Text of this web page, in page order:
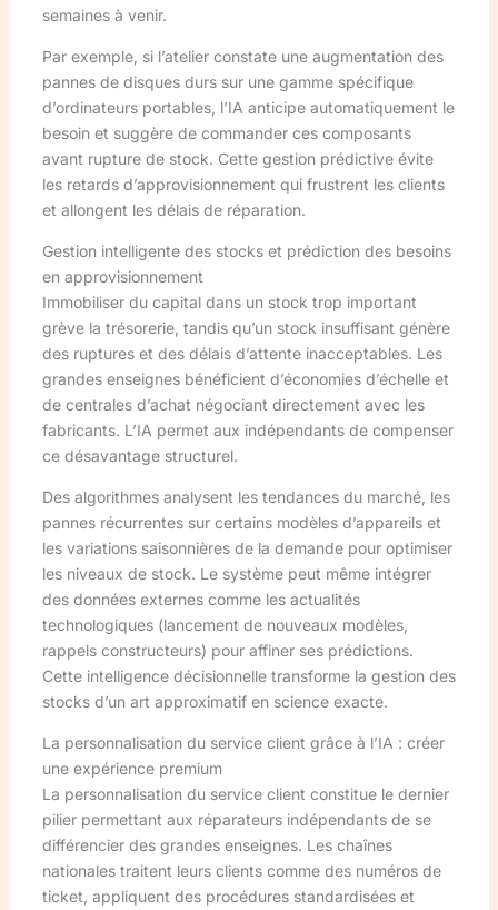
semaines à venir.
Par exemple, si l’atelier constate une augmentation des
pannes de disques durs sur une gamme spécifique
d’ordinateurs portables, l’IA anticipe automatiquement le
besoin et suggère de commander ces composants
avant rupture de stock. Cette gestion prédictive évite
les retards d’approvisionnement qui frustrent les clients
et allongent les délais de réparation.
Gestion intelligente des stocks et prédiction des besoins
en approvisionnement
Immobiliser du capital dans un stock trop important
grève la trésorerie, tandis qu’un stock insuffisant génère
des ruptures et des délais d’attente inacceptables. Les
grandes enseignes bénéficient d’économies d’échelle et
de centrales d’achat négociant directement avec les
fabricants. L’IA permet aux indépendants de compenser
ce désavantage structurel.
Des algorithmes analysent les tendances du marché, les
pannes récurrentes sur certains modèles d’appareils et
les variations saisonnières de la demande pour optimiser
les niveaux de stock. Le système peut même intégrer
des données externes comme les actualités
technologiques (lancement de nouveaux modèles,
rappels constructeurs) pour affiner ses prédictions.
Cette intelligence décisionnelle transforme la gestion des
stocks d’un art approximatif en science exacte.
La personnalisation du service client grâce à l’IA : créer
une expérience premium
La personnalisation du service client constitue le dernier
pilier permettant aux réparateurs indépendants de se
différencier des grandes enseignes. Les chaînes
nationales traitent leurs clients comme des numéros de
ticket, appliquent des procédures standardisées et